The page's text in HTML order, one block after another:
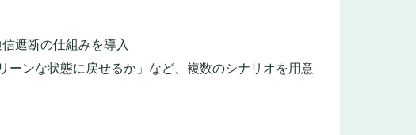
遮断の仕組みを導入
ーンな状態に戻せるか」など、複数のシナリオを用意